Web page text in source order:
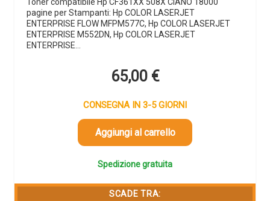
pagine per Stampanti: Hp COLOR LASERJET
ENTERPRISE FLOW MFPM577C, Hp COLOR LASERJET
ENTERPRISE M552DN, Hp COLOR LASERJET
ENTERPRISE…
65,00 €
CONSEGNA IN 3-5 GIORNI
Aggiungi al carrello
Spedizione gratuita
SCADE TRA: